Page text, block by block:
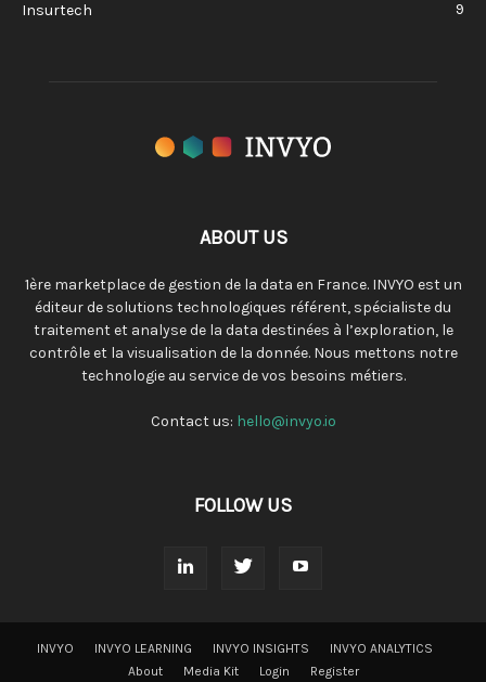
Insurtech
9
ABOUT US
1ère marketplace de gestion de la data en France. INVYO est un
éditeur de solutions technologiques référent, spécialiste du
traitement et analyse de la data destinées à l’exploration, le
contrôle et la visualisation de la donnée. Nous mettons notre
technologie au service de vos besoins métiers.
Contact us: hello@invyo.io
FOLLOW US
INVYO INVYO LEARNING INVYO INSIGHTS
INVYO ANALYTICS
About
Media Kit Login Register